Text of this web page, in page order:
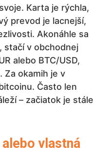
Karta je rýchla,
prevod je lacnejší,
Akonáhle sa
stačí v obchodnej
alebo BTC/USD,
Za okamih je v
Často len
– začiatok je stále
vlastná